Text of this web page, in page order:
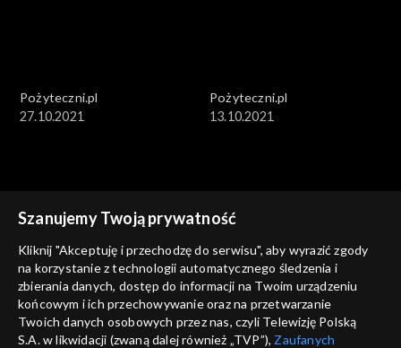
Pożyteczni.pl
27.10.2021
Pożyteczni.pl
13.10.2021
Pożyteczni.pl
06.10.2021
Pożyteczni.pl
29.09.2021
Szanujemy Twoją prywatność
Kliknij "Akceptuję i przechodzę do serwisu", aby wyrazić zgody
na korzystanie z technologii automatycznego śledzenia i
zbierania danych, dostęp do informacji na Twoim urządzeniu
końcowym i ich przechowywanie oraz na przetwarzanie
Twoich danych osobowych przez nas, czyli Telewizję Polską
S.A. w likwidacji (zwaną dalej również „TVP”), Zaufanych